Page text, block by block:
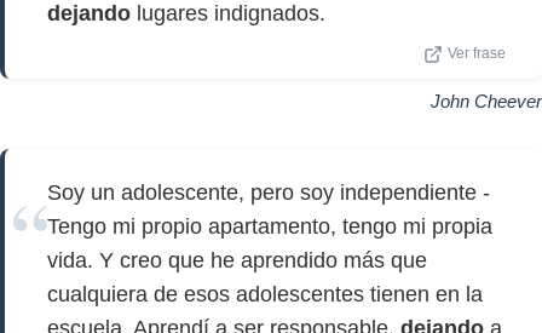
dejando lugares indignados.
Ver frase
John Cheever
Soy un adolescente, pero soy independiente -
Tengo mi propio apartamento, tengo mi propia
vida. Y creo que he aprendido más que
cualquiera de esos adolescentes tienen en la
escuela. Aprendí a ser responsable, dejando a